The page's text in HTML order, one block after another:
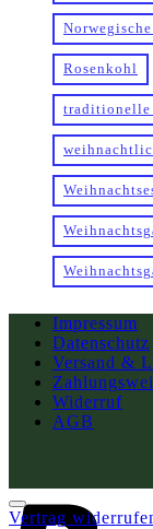
Rosenkohl
traditionelle
Impressum
Datenschutz
Versand &
Widerruf
AGB
Vertrag